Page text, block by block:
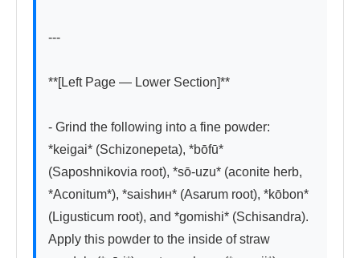
---
**[Left Page — Lower Section]**
- Grind the following into a fine powder:
*keigai* (Schizonepeta), *bōfū*
(Saposhnikovia root), *sō-uzu* (aconite herb,
*Aconitum*), *saishин* (Asarum root), *kōbon*
(Ligusticum root), and *gomishi* (Schisandra).
Apply this powder to the inside of straw